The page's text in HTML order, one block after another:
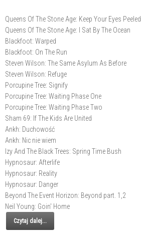
Queens Of The Stone Age: Keep Your Eyes Peeled
Queens Of The Stone Age: I Sat By The Ocean
Blackfoot: Warped
Blackfoot: On The Run
Steven Wilson: The Same Asylum As Before
Steven Wilson: Refuge
Porcupine Tree: Signify
Porcupine Tree: Waiting Phase One
Porcupine Tree: Waiting Phase Two
Sham 69: If The Kids Are United
Ankh: Duchowość
Ankh: Nic nie wiem
Izy And The Black Trees: Spring Time Bush
Hypnosaur: Afterlife
Hypnosaur: Reality
Hypnosaur: Danger
Beyond The Event Horizon: Beyond part. 1,2
Neil Young: Goin' Home
Czytaj dalej...